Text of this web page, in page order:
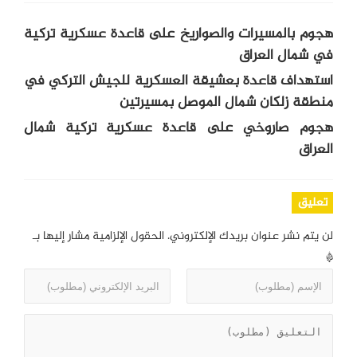
هجوم بالمسيرات والصواريخ على قاعدة عسكرية تركية
في شمال العراق
استهداف قاعدة بعشيقة العسكرية للجيش التركي في
منطقة زلكان شمال الموصل بمسيرتين
هجوم صاروخي على قاعدة عسكرية تركية شمال
العراق
تعليق
لن يتم نشر عنوان بريدك الإلكتروني. الحقول الإلزامية مشار إليها بـ
*